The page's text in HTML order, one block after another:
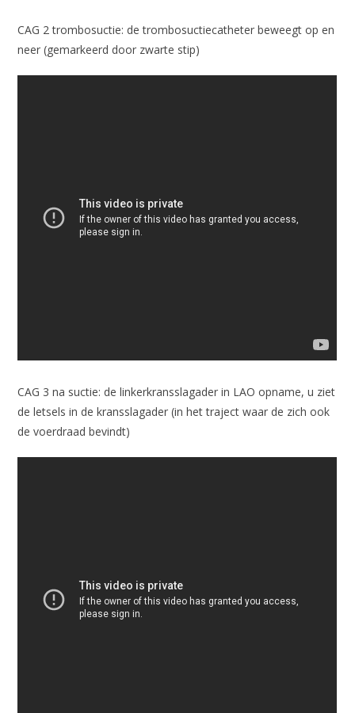
CAG 2 trombosuctie: de trombosuctiecatheter beweegt op en
neer (gemarkeerd door zwarte stip)
CAG 3 na suctie: de linkerkransslagader in LAO opname, u ziet
de letsels in de kransslagader (in het traject waar de zich ook
de voerdraad bevindt)